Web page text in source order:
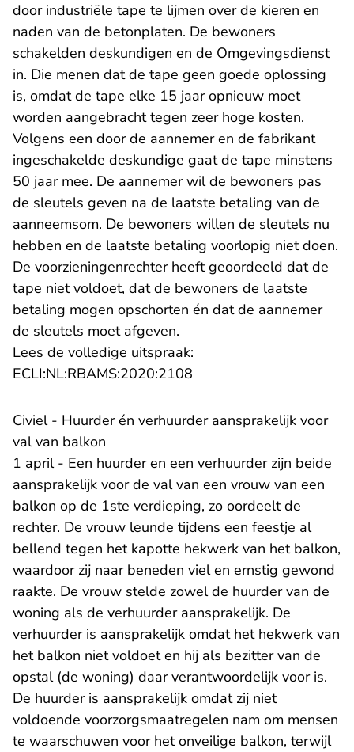
door industriële tape te lijmen over de kieren en
naden van de betonplaten. De bewoners
schakelden deskundigen en de Omgevingsdienst
in. Die menen dat de tape geen goede oplossing
is, omdat de tape elke 15 jaar opnieuw moet
worden aangebracht tegen zeer hoge kosten.
Volgens een door de aannemer en de fabrikant
ingeschakelde deskundige gaat de tape minstens
50 jaar mee. De aannemer wil de bewoners pas
de sleutels geven na de laatste betaling van de
aanneemsom. De bewoners willen de sleutels nu
hebben en de laatste betaling voorlopig niet doen.
De voorzieningenrechter heeft geoordeeld dat de
tape niet voldoet, dat de bewoners de laatste
betaling mogen opschorten én dat de aannemer
de sleutels moet afgeven.
Lees de volledige uitspraak:
ECLI:NL:RBAMS:2020:2108
Civiel - Huurder én verhuurder aansprakelijk voor
val van balkon
1 april - Een huurder en een verhuurder zijn beide
aansprakelijk voor de val van een vrouw van een
balkon op de 1ste verdieping, zo oordeelt de
rechter. De vrouw leunde tijdens een feestje al
bellend tegen het kapotte hekwerk van het balkon,
waardoor zij naar beneden viel en ernstig gewond
raakte. De vrouw stelde zowel de huurder van de
woning als de verhuurder aansprakelijk. De
verhuurder is aansprakelijk omdat het hekwerk van
het balkon niet voldoet en hij als bezitter van de
opstal (de woning) daar verantwoordelijk voor is.
De huurder is aansprakelijk omdat zij niet
voldoende voorzorgsmaatregelen nam om mensen
te waarschuwen voor het onveilige balkon, terwijl